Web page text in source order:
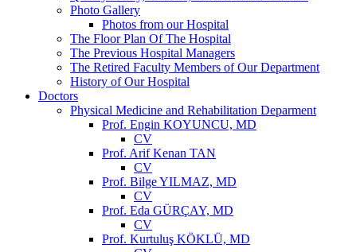
Photo Gallery
Photos from our Hospital
The Floor Plan Of The Hospital
The Previous Hospital Managers
The Retired Faculty Members of Our Department
History of Our Hospital
Doctors
Physical Medicine and Rehabilitation Deparment
Prof. Engin KOYUNCU, MD
CV
Prof. Arif Kenan TAN
CV
Prof. Bilge YILMAZ, MD
CV
Prof. Eda GÜRÇAY, MD
CV
Prof. Kurtuluş KÖKLÜ, MD